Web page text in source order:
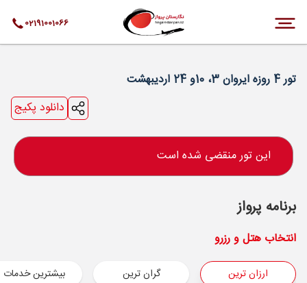
02191001066
تور 4 روزه ایروان 3، 10و 24 اردیبهشت
دانلود پکیج
این تور منقضی شده است
برنامه پرواز
انتخاب هتل و رزرو
ارزان ترین گران ترین بیشترین خدمات